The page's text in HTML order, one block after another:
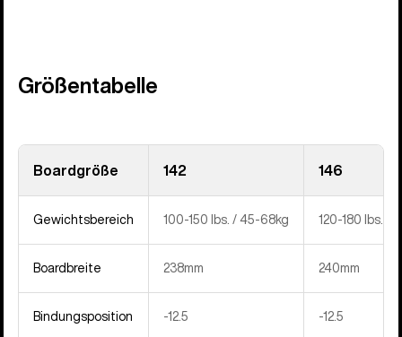
Größentabelle
Boardgröße 142 146
Gewichtsbereich 100-150 lbs. / 45-68kg 120-180 lbs. /
Boardbreite 238mm 240mm
Bindungsposition ‍-12.5 ‍-12.5